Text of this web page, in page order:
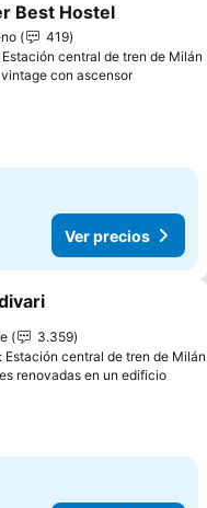
a favoritos
Best Hostel
419
Estación central de tren de Milán
con ascensorVer
Ver precios
a favoritos
3.359
Estación central de tren de Milán
renovadas en un edificio